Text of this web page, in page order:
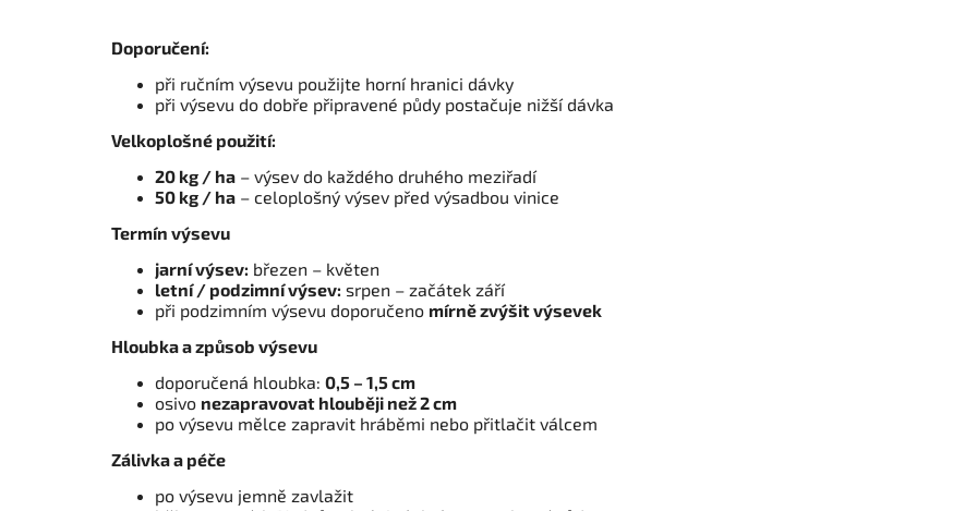
Doporučení:
při ručním výsevu použijte horní hranici dávky
při výsevu do dobře připravené půdy postačuje nižší dávka
Velkoplošné použití:
20 kg / ha – výsev do každého druhého meziřadí
50 kg / ha – celoplošný výsev před výsadbou vinice
Termín výsevu
jarní výsev: březen – květen
letní / podzimní výsev: srpen – začátek září
při podzimním výsevu doporučeno mírně zvýšit výsevek
Hloubka a způsob výsevu
doporučená hloubka: 0,5 – 1,5 cm
osivo nezapravovat hlouběji než 2 cm
po výsevu mělce zapravit hráběmi nebo přitlačit válcem
Zálivka a péče
po výsevu jemně zavlažit